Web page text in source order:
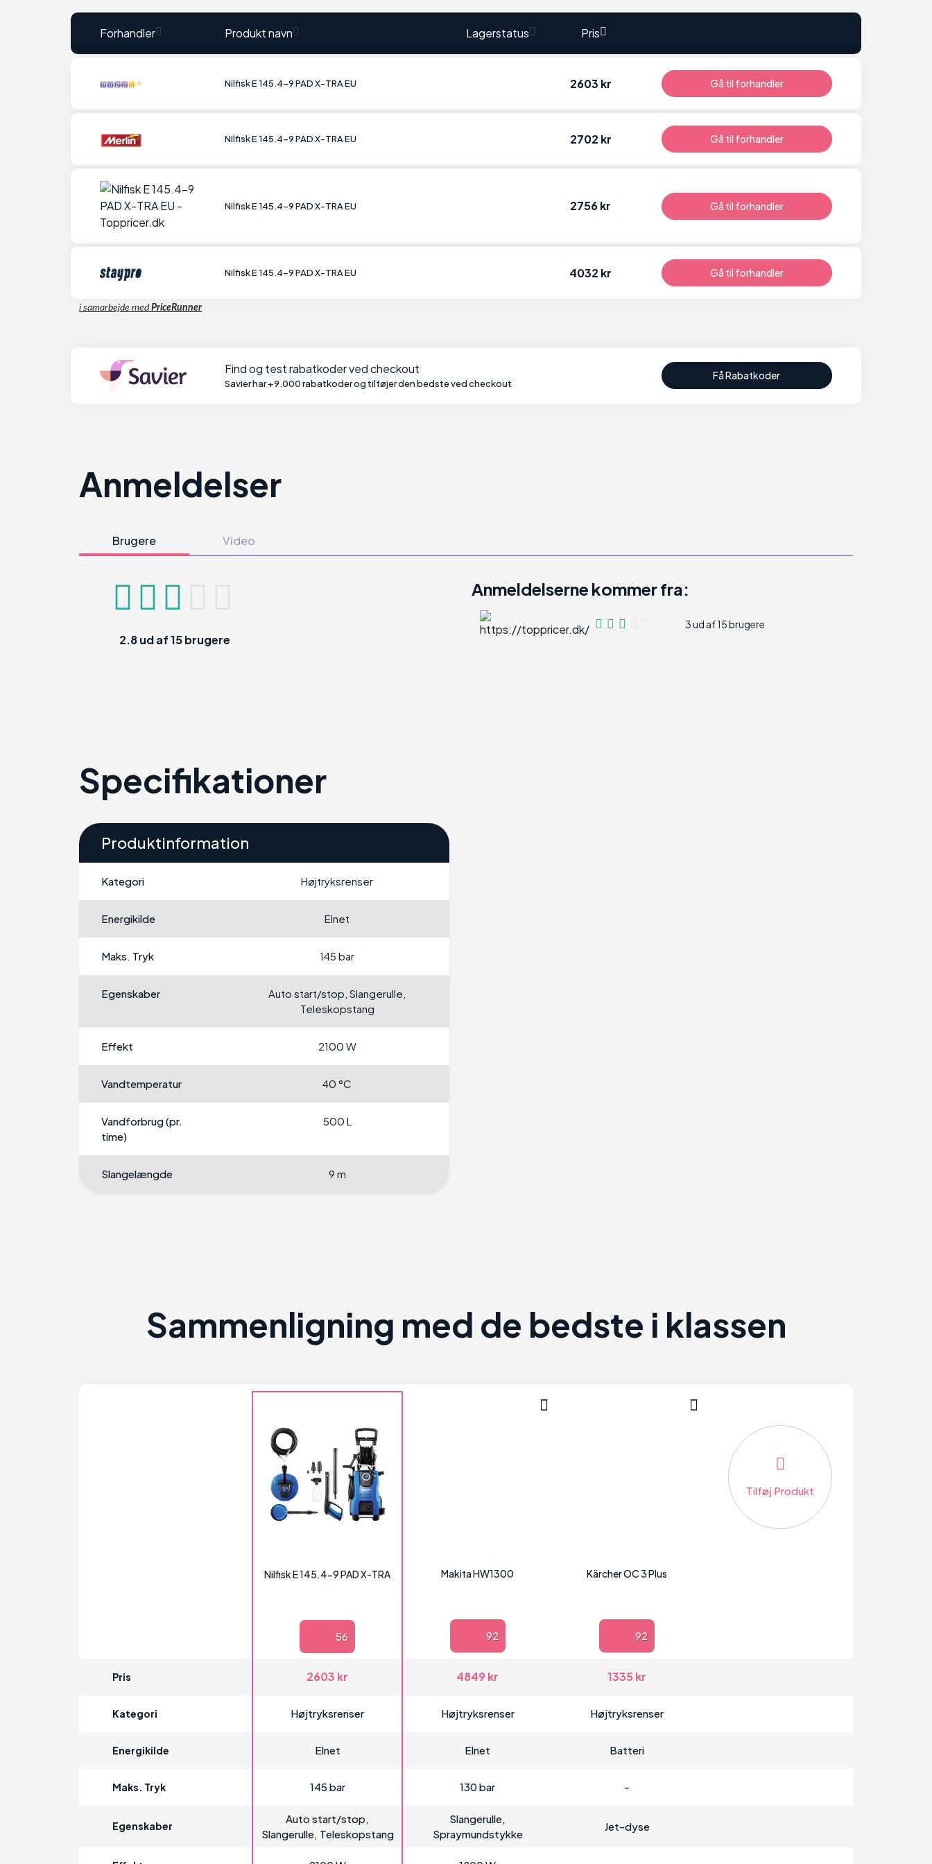
Forhandler Produkt navn Lagerstatus Pris
Nilfisk E 145.4-9 PAD X-TRA EU 2603 kr Gå til forhandler
Nilfisk E 145.4-9 PAD X-TRA EU 2702 kr Gå til forhandler
Nilfisk E 145.4-9 PAD X-TRA EU 2756 kr Gå til forhandler
Nilfisk E 145.4-9 PAD X-TRA EU 4032 kr Gå til forhandler
i samarbejde med PriceRunner
Find og test rabatkoder ved checkout
Savier har +9.000 rabatkoder og tilføjer den bedste ved checkout
Få Rabatkoder
Anmeldelser
Brugere Video
2.8ud af15brugere
Anmeldelserne kommer fra:
3 ud af 15 brugere
Specifikationer
Produktinformation
Kategori Højtryksrenser
Energikilde Elnet
Maks. Tryk 145 bar
Egenskaber
Auto start/stop, Slangerulle,
Teleskopstang
Effekt 2100 W
Vandtemperatur 40 °C
Vandforbrug (pr.
time)
500 L
Slangelængde 9 m
Sammenligning med de bedste i klassen
Nilfisk E 145.4-9 PAD X-TRA
56
Makita HW1300
92
Kärcher OC 3 Plus
92
Tilføj Produkt
Pris 2603 kr 4849 kr 1335 kr
Kategori Højtryksrenser Højtryksrenser Højtryksrenser
Energikilde Elnet Elnet Batteri
Maks. Tryk 145 bar 130 bar -
Egenskaber
Auto start/stop,
Slangerulle, Teleskopstang
Slangerulle,
Spraymundstykke
Jet-dyse